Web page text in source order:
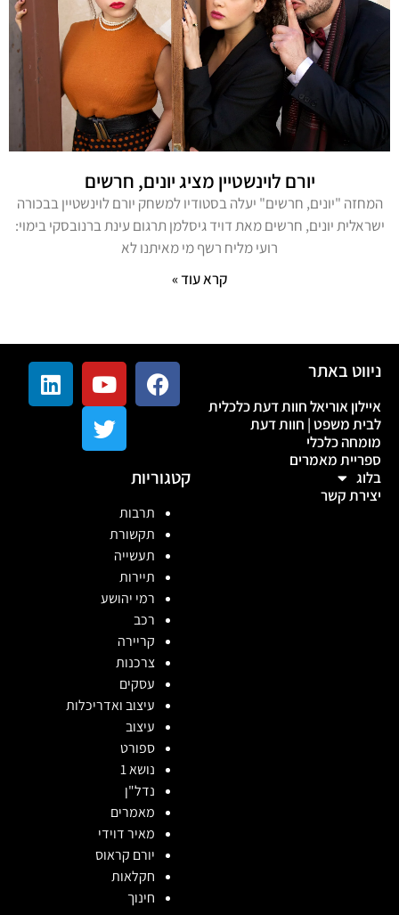
יורם לוינשטיין מציג יונים, חרשים
המחזה "יונים, חרשים" יעלה בסטודיו למשחק יורם לוינשטיין בבכורה
ישראלית יונים, חרשים מאת דויד גיסלמן תרגום עינת ברנובסקי בימוי:
רועי מליח רשף מי מאיתנו לא
קרא עוד »
ניווט באתר
איילון אוריאל חוות דעת כלכלית
לבית משפט | חוות דעת
מומחה כלכלי
ספריית מאמרים
בלוג
יצירת קשר
קטגוריות
תרבות
תקשורת
תעשייה
תיירות
רמי יהושע
רכב
קריירה
צרכנות
עסקים
עיצוב ואדריכלות
עיצוב
ספורט
נושא 1
נדל"ן
מאמרים
מאיר דוידי
יורם קראוס
חקלאות
חינוך